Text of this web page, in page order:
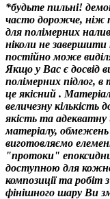
*будьте пильні!
часто дорожче, ніж
для полімерних
ніколи не завершити
постійно може
Якщо у Вас є досвід
полімерних підлог,
це якісний .
величезну кількість
якість та
матеріалу,
виготовляємо
"протоки"
доступною для
композиції та робіт
фінішного шару Ви